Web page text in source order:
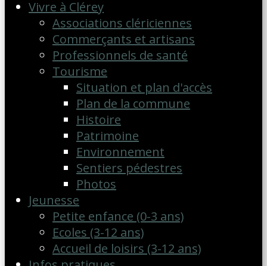
Vivre à Clérey
Associations clériciennes
Commerçants et artisans
Professionnels de santé
Tourisme
Situation et plan d'accès
Plan de la commune
Histoire
Patrimoine
Environnement
Sentiers pédestres
Photos
Jeunesse
Petite enfance (0-3 ans)
Ecoles (3-12 ans)
Accueil de loisirs (3-12 ans)